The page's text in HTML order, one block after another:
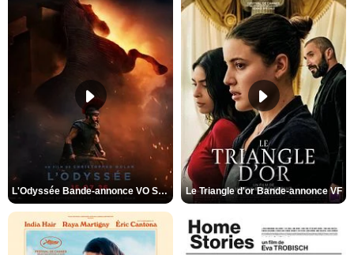
L'Odyssée Bande-annonce VO STFR Le Triangle d'or Bande-annonce VF